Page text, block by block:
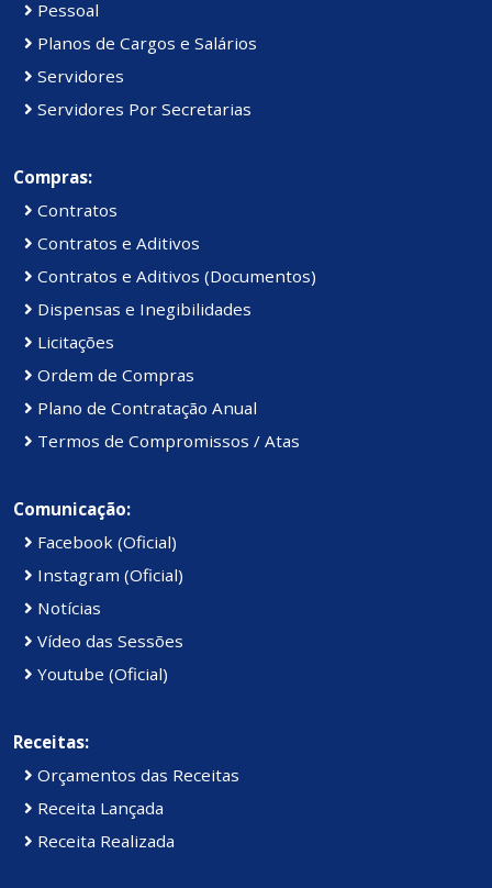
Pessoal
Planos de Cargos e Salários
Servidores
Servidores Por Secretarias
Compras:
Contratos
Contratos e Aditivos
Contratos e Aditivos (Documentos)
Dispensas e Inegibilidades
Licitações
Ordem de Compras
Plano de Contratação Anual
Termos de Compromissos / Atas
Comunicação:
Facebook (Oficial)
Instagram (Oficial)
Notícias
Vídeo das Sessões
Youtube (Oficial)
Receitas:
Orçamentos das Receitas
Receita Lançada
Receita Realizada